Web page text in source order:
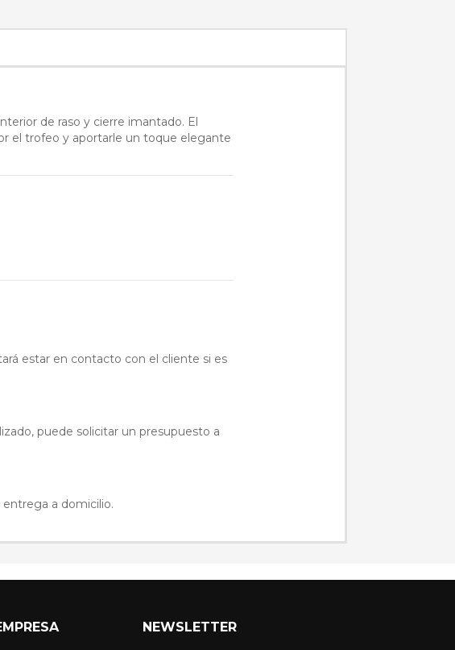
de raso y cierre imantado. El
el trofeo y aportarle un toque elegante
estar en contacto con el cliente si es
puede solicitar un presupuesto a
a domicilio.
NEWSLETTER